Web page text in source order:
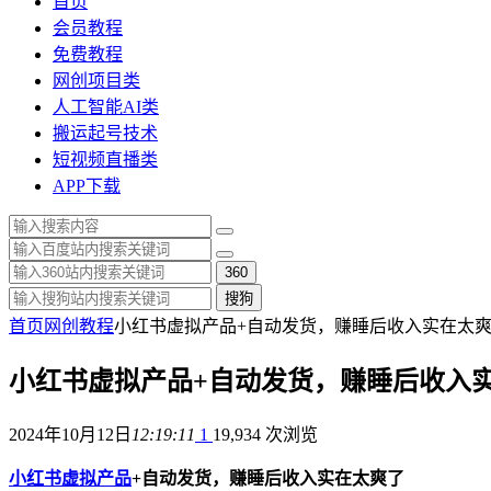
会员教程
免费教程
网创项目类
人工智能AI类
搬运起号技术
短视频直播类
APP下载
360
搜狗
首页 网创教程小红书虚拟产品+自动发货，赚睡后收入实在太
小红书虚拟产品+自动发货，赚睡后收入
2024年10月12日 12:19:11 1 19,934 次浏览
小红书虚拟产品+自动发货，赚睡后收入实在太爽了